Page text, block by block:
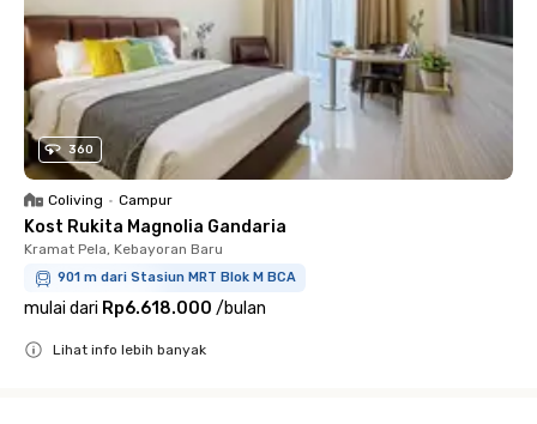
360
Coliving • Campur
Kost Rukita Magnolia Gandaria
Kramat Pela, Kebayoran Baru
901 m dari Stasiun MRT Blok M BCA
mulai dari Rp6.618.000 /bulan
Lihat info lebih banyak